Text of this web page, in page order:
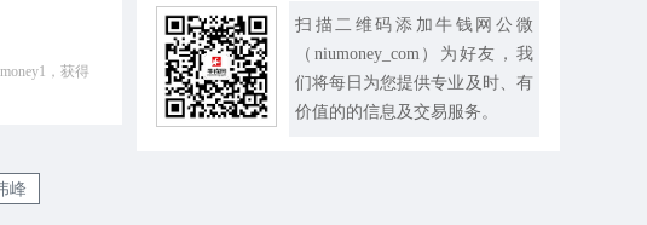
，获得
峰
扫描二维码添加牛钱网公微
（niumoney_com）为好友，我
们将每日为您提供专业及时、有
价值的的信息及交易服务。